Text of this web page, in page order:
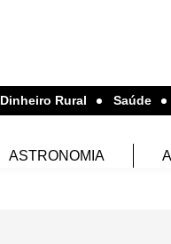
Dinheiro Rural Saúde
ASTRONOMIA